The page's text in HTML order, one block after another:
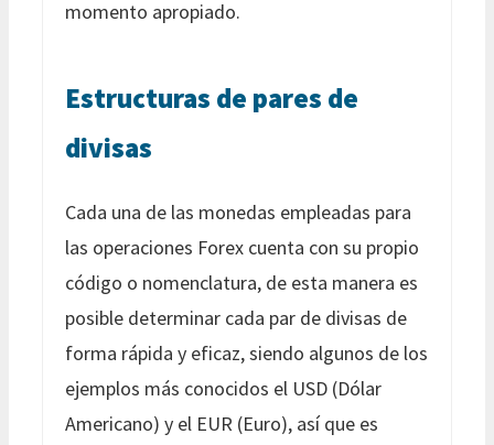
momento apropiado.
Estructuras de pares de
divisas
Cada una de las monedas empleadas para
las operaciones Forex cuenta con su propio
código o nomenclatura, de esta manera es
posible determinar cada par de divisas de
forma rápida y eficaz, siendo algunos de los
ejemplos más conocidos el USD (Dólar
Americano) y el EUR (Euro), así que es